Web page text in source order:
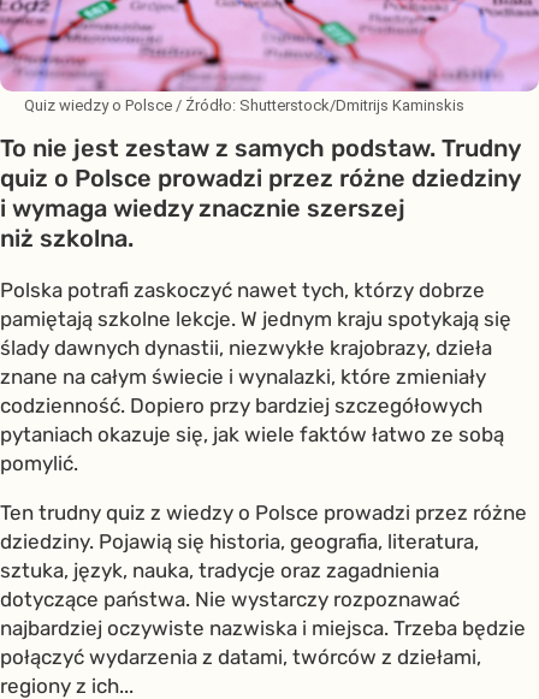
Quiz wiedzy o Polsce / Źródło: Shutterstock/Dmitrijs Kaminskis
To nie jest zestaw z samych podstaw. Trudny
quiz o Polsce prowadzi przez różne dziedziny
i wymaga wiedzy znacznie szerszej
niż szkolna.
Polska potrafi zaskoczyć nawet tych, którzy dobrze
pamiętają szkolne lekcje. W jednym kraju spotykają się
ślady dawnych dynastii, niezwykłe krajobrazy, dzieła
znane na całym świecie i wynalazki, które zmieniały
codzienność. Dopiero przy bardziej szczegółowych
pytaniach okazuje się, jak wiele faktów łatwo ze sobą
pomylić.
Ten trudny quiz z wiedzy o Polsce prowadzi przez różne
dziedziny. Pojawią się historia, geografia, literatura,
sztuka, język, nauka, tradycje oraz zagadnienia
dotyczące państwa. Nie wystarczy rozpoznawać
najbardziej oczywiste nazwiska i miejsca. Trzeba będzie
połączyć wydarzenia z datami, twórców z dziełami,
regiony z ich...